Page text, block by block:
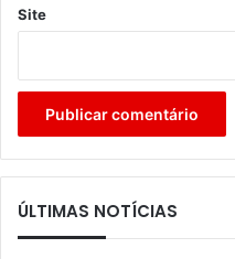
Site
ÚLTIMAS NOTÍCIAS